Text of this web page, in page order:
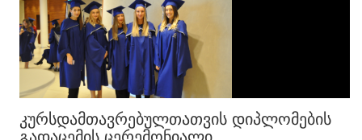
ᲙᲣᲠᲡᲓᲐᲛᲗᲐᲕᲠᲔᲑᲣᲚᲗᲐᲗᲕᲘᲡ ᲓᲘᲞᲚᲝᲛᲔᲑᲘᲡ